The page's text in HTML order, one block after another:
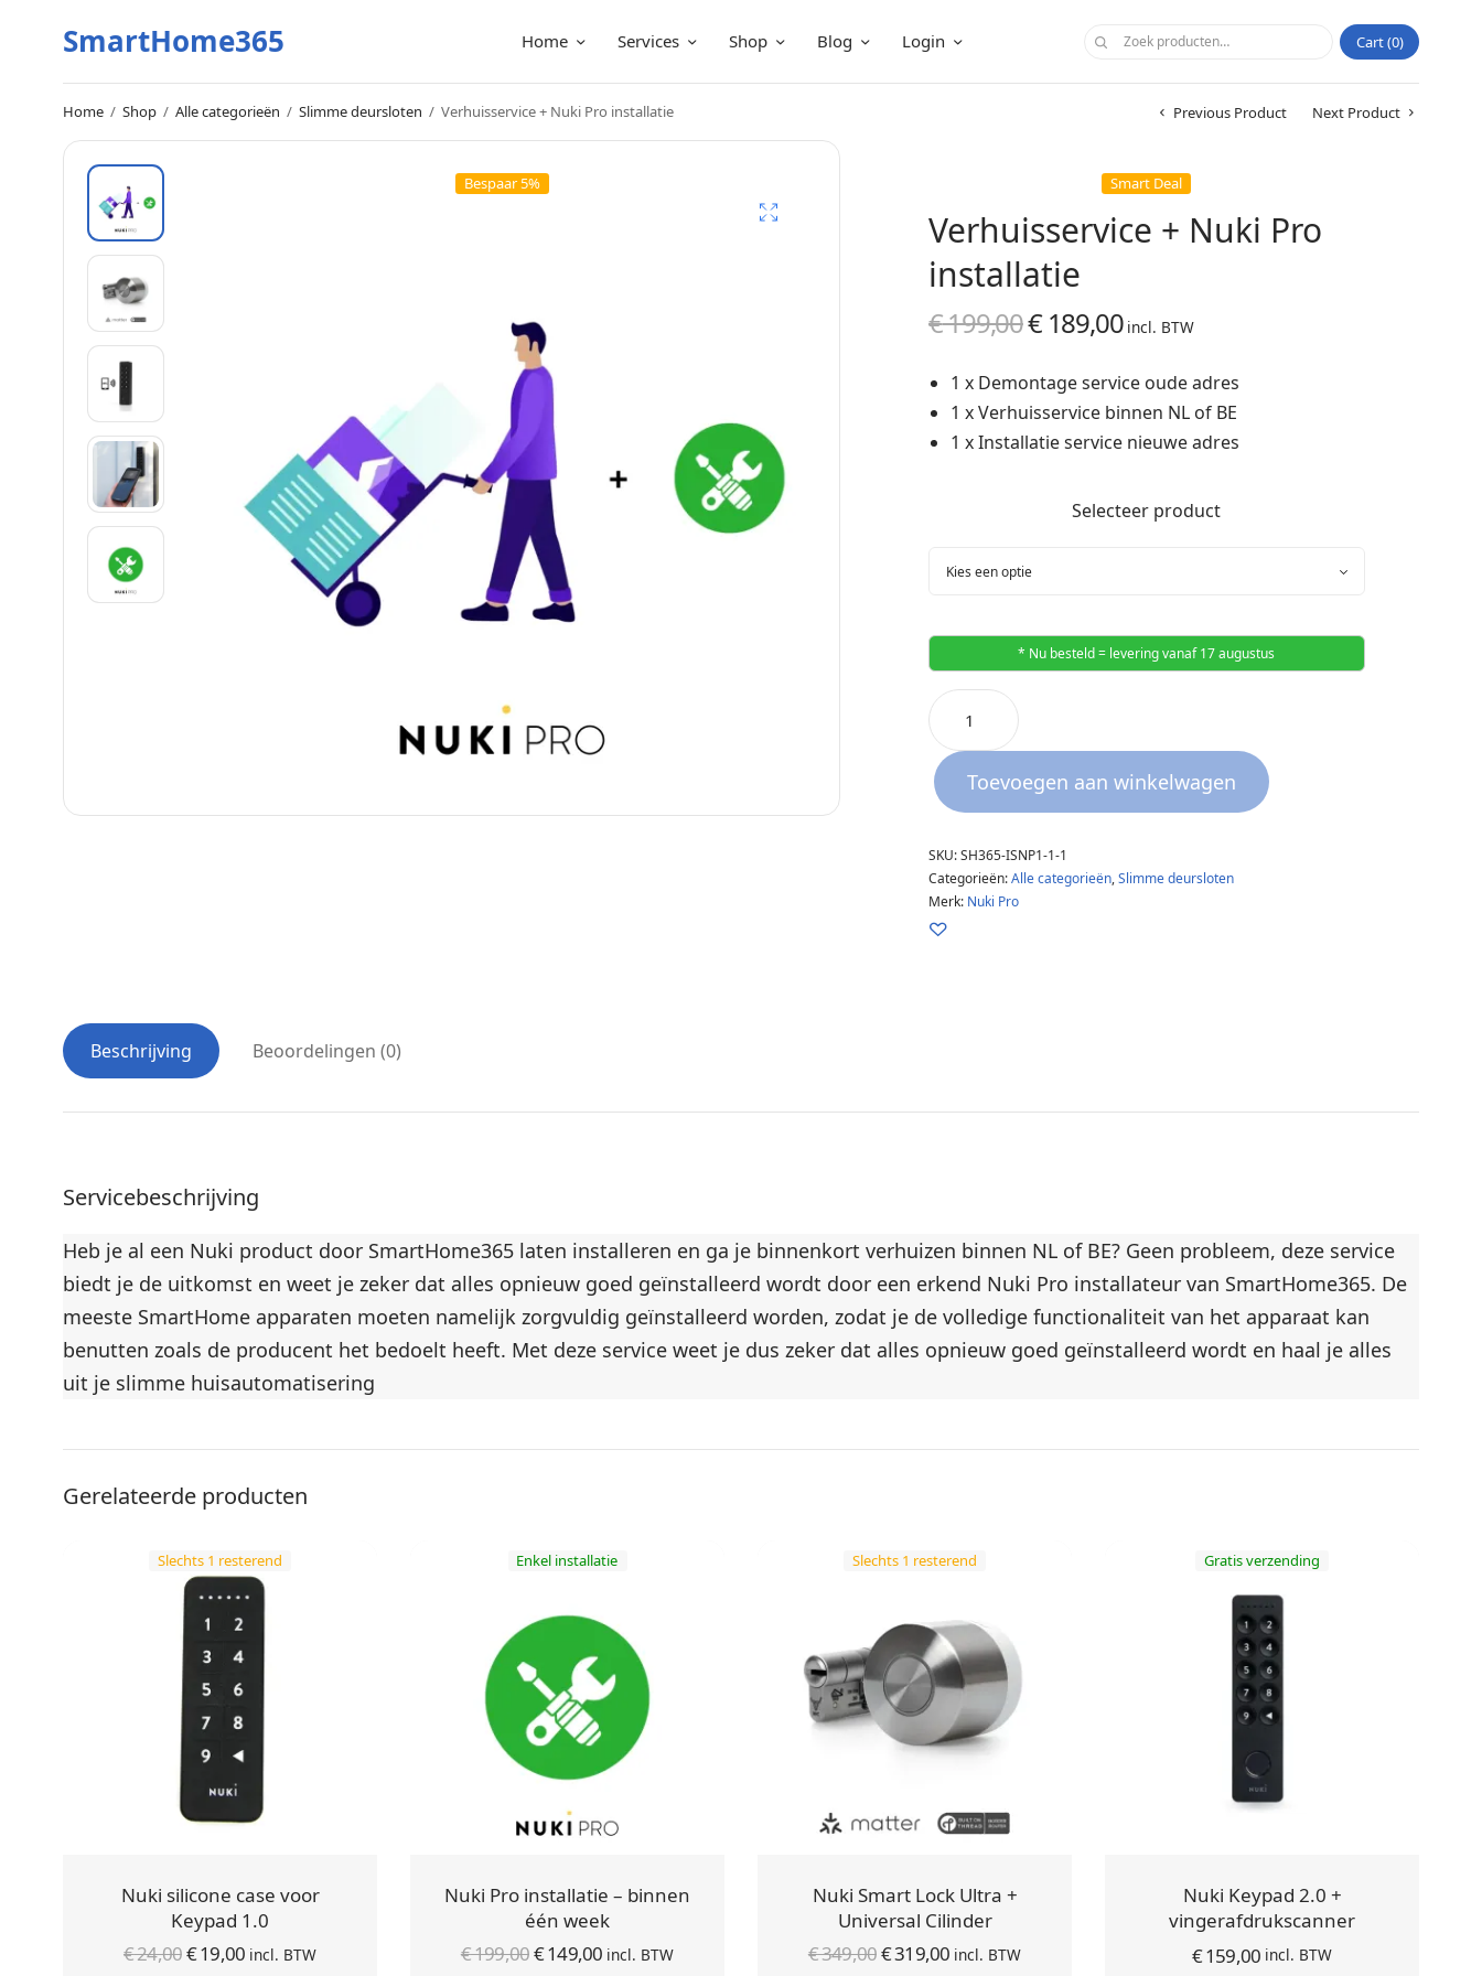
SmartHome365 Home Services Shop Blog Login Cart 0
Home / Shop / Alle categorieën / Slimme deursloten / Verhuisservice + Nuki Pro installatie Previous Product Next Product
Bespaar 5% Smart Deal
Verhuisservice + Nuki Pro
installatie
€199,00Oorspronkelijke
€ 199,00.
€189,00Huidige
€ 189,00.
incl. BTW
1 x Demontage service oude adres
1 x Verhuisservice binnen NL of BE
1 x Installatie service nieuwe adres
Selecteer product
* Nu besteld = levering vanaf 17 augustus
Toevoegen aan winkelwagen
SKU:SH365-ISNP1-1-1
Categorieën:Alle categorieën,Slimme deursloten
Merk: Nuki Pro
Beschrijving Beoordelingen (0)
Servicebeschrijving
Heb je al een Nuki product door SmartHome365 laten installeren en ga je binnenkort verhuizen binnen NL of BE? Geen probleem, deze service
biedt je de uitkomst en weet je zeker dat alles opnieuw goed geïnstalleerd wordt door een erkend Nuki Pro installateur van SmartHome365. De
meeste SmartHome apparaten moeten namelijk zorgvuldig geïnstalleerd worden, zodat je de volledige functionaliteit van het apparaat kan
benutten zoals de producent het bedoelt heeft. Met deze service weet je dus zeker dat alles opnieuw goed geïnstalleerd wordt en haal je alles
uit je slimme huisautomatisering
Gerelateerde producten
Slechts 1 resterend
Nuki silicone case voor
Keypad 1.0
€24,00Oorspronkelijke
€19,00 Huidige
incl. BTW
Enkel installatie
Nuki Pro installatie – binnen
één week
€199,00Oorspronkelijke
€149,00 Huidige
incl. BTW
Slechts 1 resterend
Nuki Smart Lock Ultra +
Universal Cilinder
€349,00Oorspronkelijke
€319,00 Huidige
incl. BTW
Gratis verzending
Nuki Keypad 2.0 +
vingerafdrukscanner
€159,00 incl. BTW